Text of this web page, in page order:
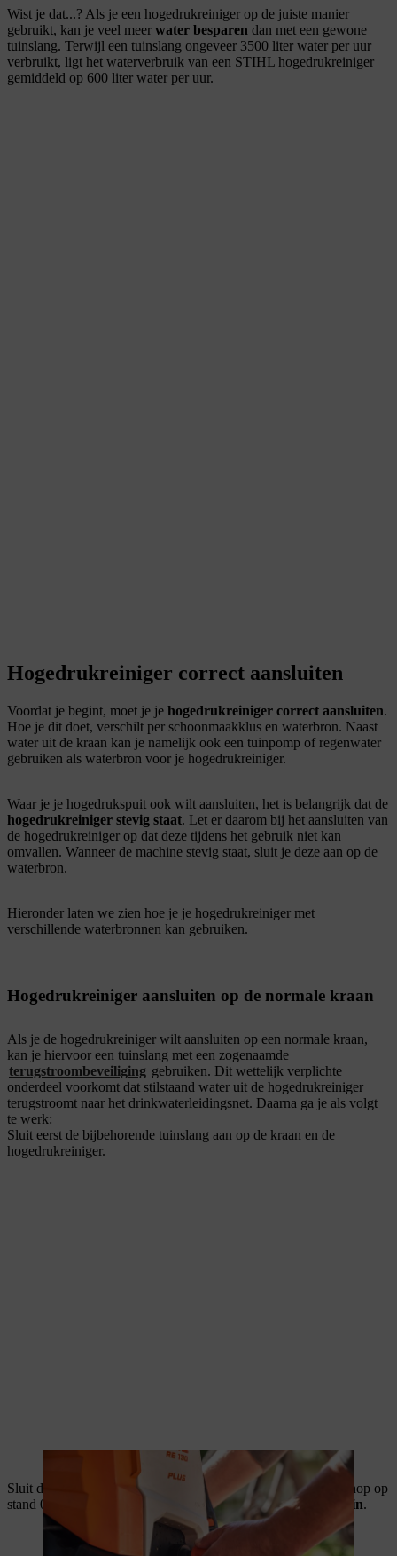
Wist je dat...? Als je een hogedrukreiniger op de juiste manier
gebruikt, kan je veel meer water besparen dan met een gewone
tuinslang. Terwijl een tuinslang ongeveer 3500 liter water per uur
verbruikt, ligt het waterverbruik van een STIHL hogedrukreiniger
gemiddeld op 600 liter water per uur.
Hogedrukreiniger correct aansluiten
Voordat je begint, moet je je hogedrukreiniger correct aansluiten.
Hoe je dit doet, verschilt per schoonmaakklus en waterbron. Naast
water uit de kraan kan je namelijk ook een tuinpomp of regenwater
gebruiken als waterbron voor je hogedrukreiniger.
Waar je je hogedrukspuit ook wilt aansluiten, het is belangrijk dat de
hogedrukreiniger stevig staat. Let er daarom bij het aansluiten van
de hogedrukreiniger op dat deze tijdens het gebruik niet kan
omvallen. Wanneer de machine stevig staat, sluit je deze aan op de
waterbron.
Hieronder laten we zien hoe je je hogedrukreiniger met
verschillende waterbronnen kan gebruiken.
Hogedrukreiniger aansluiten op de normale kraan
Als je de hogedrukreiniger wilt aansluiten op een normale kraan,
kan je hiervoor een tuinslang met een zogenaamde
terugstroombeveiliging gebruiken. Dit wettelijk verplichte
onderdeel voorkomt dat stilstaand water uit de hogedrukreiniger
terugstroomt naar het drinkwaterleidingsnet. Daarna ga je als volgt
te werk:
Sluit eerst de bijbehorende tuinslang aan op de kraan en de
hogedrukreiniger.
Sluit de hogedrukreiniger op het stroomnet aan. Zet de draaiknop op
stand 0.
Belangrijk: schakel de hogedrukreiniger nog niet in.